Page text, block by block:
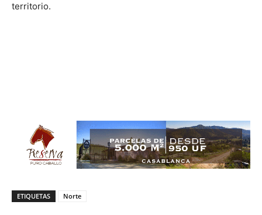
territorio.
ETIQUETAS Norte